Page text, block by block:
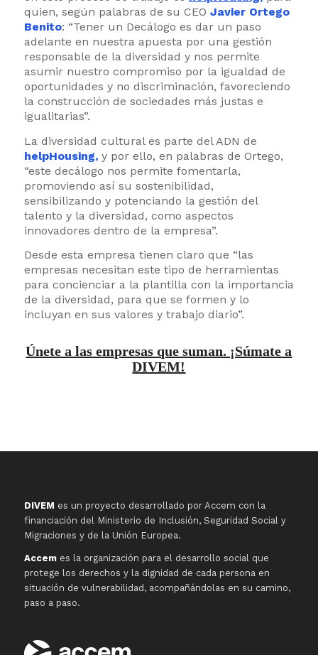
quien, según palabras de su CEO Javier Ortego
Benito: “Tener un Decálogo es dar un paso
adelante en nuestra apuesta por una gestión
responsable de la diversidad y nos permite
asumir nuestro compromiso por la igualdad de
oportunidades y no discriminación, favoreciendo
la construcción de sociedades más justas e
igualitarias”.
La diversidad cultural es parte del ADN de
helpHousing,y por ello, en palabras de Ortego,
“este decálogo nos permite fomentarla,
promoviendo así su sostenibilidad,
sensibilizando y potenciando la gestión del
talento y la diversidad, como aspectos
innovadores dentro de la empresa”.
Desde esta empresa tienen claro que “las
empresas necesitan este tipo de herramientas
para concienciar a la plantilla con la importancia
de la diversidad, para que se formen y lo
incluyan en sus valores y trabajo diario”.
Únete a las empresas que suman. ¡Súmate a
DIVEM!
DIVEM es un proyecto desarrollado por Accem con la
financiación del Ministerio de Inclusión, Seguridad Social y
Migraciones y de la Unión Europea.
Accemes la organización para el desarrollo social que
protege los derechos y la dignidad de cada persona en
situación de vulnerabilidad, acompañándolas en su camino,
paso a paso.